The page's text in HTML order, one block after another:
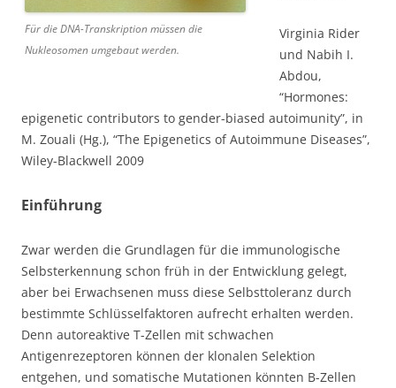
Für die DNA-Transkription müssen die
Nukleosomen umgebaut werden.
Virginia Rider
und Nabih I.
Abdou,
“Hormones:
epigenetic contributors to gender-biased autoimunity”, in
M. Zouali (Hg.), “The Epigenetics of Autoimmune Diseases”,
Wiley-Blackwell 2009
Einführung
Zwar werden die Grundlagen für die immunologische
Selbsterkennung schon früh in der Entwicklung gelegt,
aber bei Erwachsenen muss diese Selbsttoleranz durch
bestimmte Schlüsselfaktoren aufrecht erhalten werden.
Denn autoreaktive T-Zellen mit schwachen
Antigenrezeptoren können der klonalen Selektion
entgehen, und somatische Mutationen könnten B-Zellen